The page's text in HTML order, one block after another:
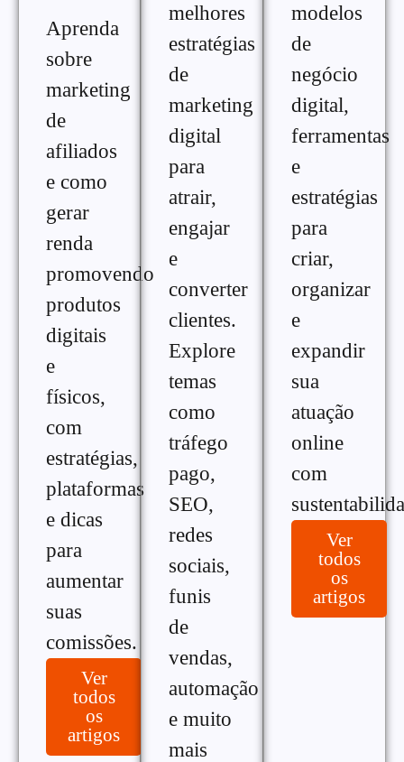
Aprenda
sobre
marketing
de
afiliados
e como
gerar
renda
promovendo
produtos
digitais
e
físicos,
com
estratégias,
plataformas
e dicas
para
aumentar
suas
comissões.
Ver
todos
os
artigos
melhores
estratégias
de
marketing
digital
para
atrair,
engajar
e
converter
clientes.
Explore
temas
como
tráfego
pago,
SEO,
redes
sociais,
funis
de
vendas,
automação
e muito
mais
modelos
de
negócio
digital,
ferramentas
e
estratégias
para
criar,
organizar
e
expandir
sua
atuação
online
com
Ver
todos
os
artigos